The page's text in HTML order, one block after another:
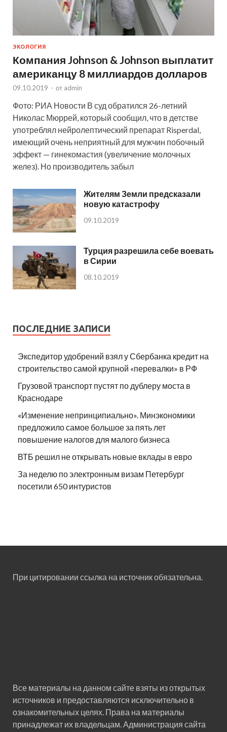
ЭКОЛОГИЯ
Компания Johnson & Johnson выплатит
американцу 8 миллиардов долларов
09.10.2019 - от admin
Фото: РИА Новости В суд обратился 26-летний
Николас Мюррей, который сообщил, что в детстве
употреблял нейролептический препарат Risperdal,
имеющий очень неприятный для мужчин побочный
эффект — гинекомастия (увеличение молочных
желез). Но производитель забыл
Жителям Земли предсказали
новую катастрофу
09.10.2019
Турция разрешила себе воевать
в Сирии
08.10.2019
ПОСЛЕДНИЕ ЗАПИСИ
Экспедитор удобрений взял у Сбербанка кредит на
строительство самой крупной «перевалки» в РФ
Грузовой транспорт пустят по дублеру моста в
Краснодаре
«Изменение непринципиально». Минэкономики
предложило самое большое за пять лет
повышение налогов для малого бизнеса
ВТБ решил не открывать новые вклады в евро
За неделю по электронным визам Петербург
посетили 650 интуристов
При цитировании ссылка на источник обязательна.
Все материалы на данном сайте взяты из открытых
источников и предоставляются исключительно в
ознакомительных целях. Права на материалы
принадлежат их владельцам. Администрация сайта